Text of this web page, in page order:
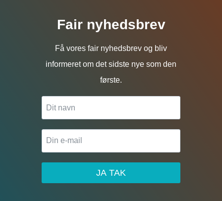
Fair nyhedsbrev
Få vores fair nyhedsbrev og bliv
informeret om det sidste nye som den
første.
JA TAK